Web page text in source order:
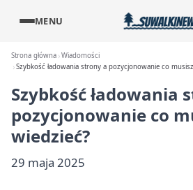
MENU
Strona główna Wiadomości
Szybkość ładowania strony a pozycjonowanie co
Szybkość ładowania
pozycjonowanie co
wiedzieć?
29 maja 2025